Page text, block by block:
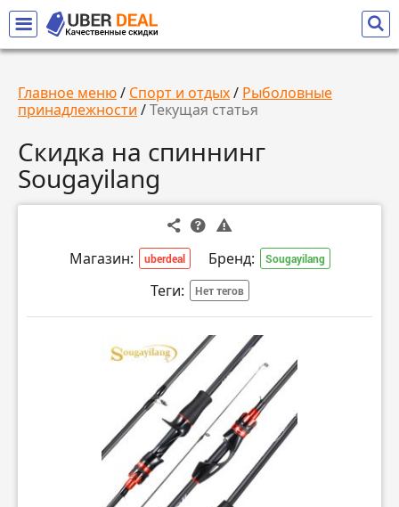
Главное меню/ Спорт и отдых/ Рыболовные
принадлежности /Текущая статья
Скидка на спиннинг
Sougayilang
Магазин: uberdeal Бренд: Sougayilang
Теги: Нет тегов